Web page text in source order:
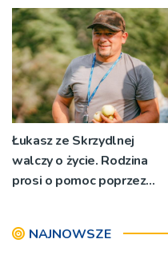
społeczność
Łukasz ze Skrzydlnej
walczy o życie. Rodzina
prosi o pomoc poprzez
NAJNOWSZE